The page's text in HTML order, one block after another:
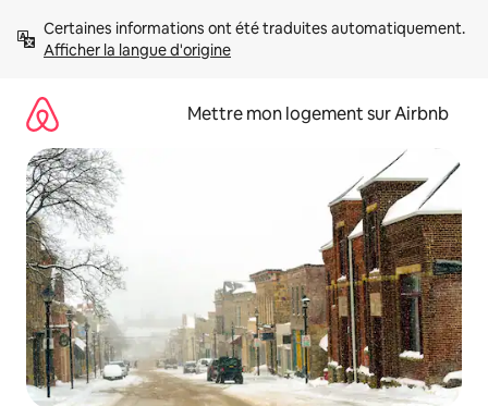
directement
Afficher la langue d'origine
Mettre mon logement sur Airbnb